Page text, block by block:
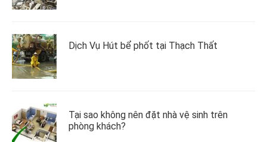
Dịch Vụ Hút bể phốt tại Thạch Thất
Tại sao không nên đặt nhà vệ sinh trên
phòng khách?